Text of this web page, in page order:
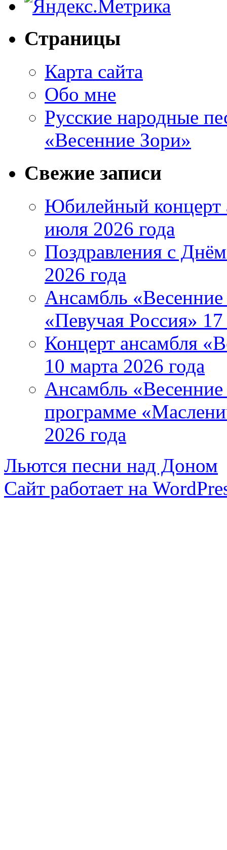
Страницы
Карта сайта
Обо мне
Русские народные
«Весенние Зори»
Свежие записи
Юбилейный концерт
июля 2026 года
Поздравления с
2026 года
Ансамбль «Весенние
«Певучая Россия»
Концерт ансамбля
10 марта 2026 года
Ансамбль «Весенние
программе
2026 года
Льются песни над Доном
Сайт работает на